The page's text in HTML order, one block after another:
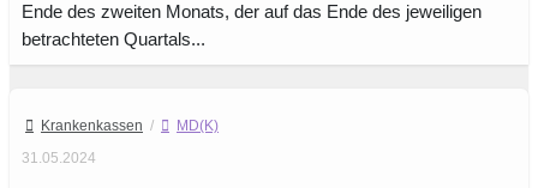
Ende des zweiten Monats, der auf das Ende des jeweiligen
betrachteten Quartals...
Krankenkassen /
MD(K)
31.05.2024